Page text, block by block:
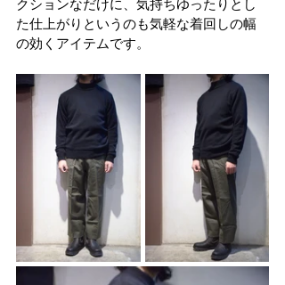
クションなだけに、気持ちゆったりとし
た仕上がりというのも気軽な着回しの幅
の効くアイテムです。